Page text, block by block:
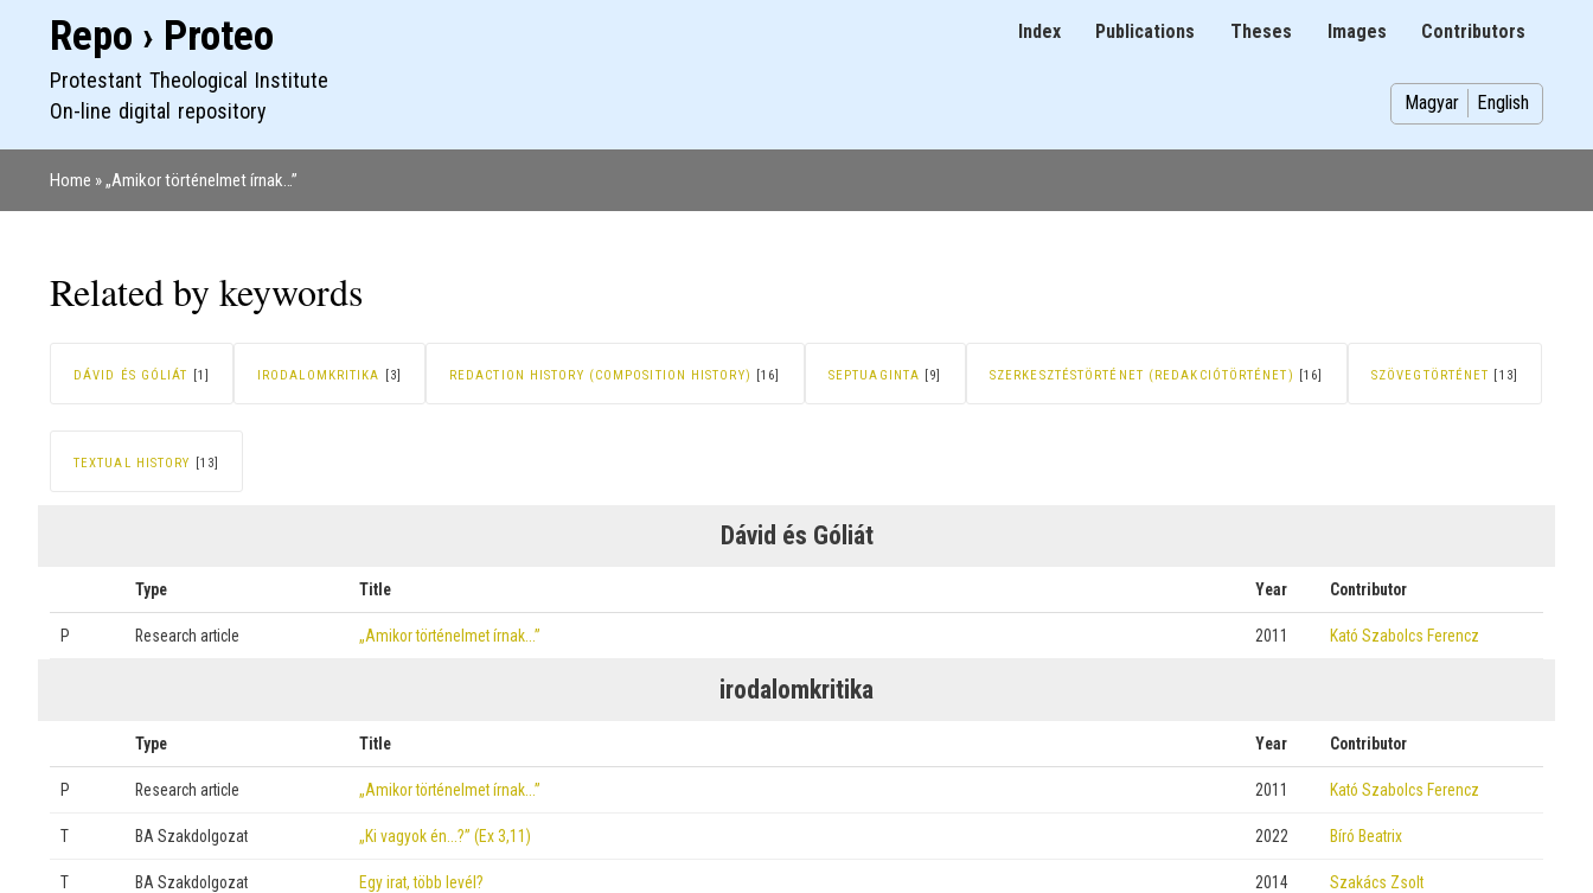
MainIndex Publications Theses Images Contributors
Repo › Proteo
Protestant Theological Institute
On-line digital repository
Magyar English
Home „Amikor történelmet írnak…”
Related by keywords
DÁVID ÉS GÓLIÁT [1] IRODALOMKRITIKA [3] REDACTION HISTORY (COMPOSITION HISTORY) [16] SEPTUAGINTA [9] SZERKESZTÉSTÖRTÉNET (REDAKCIÓTÖRTÉNET) [16] SZÖVEGTÖRTÉNET [13]
TEXTUAL HISTORY [13]
Dávid és Góliát
Type Title Year Contributor
P Research article „Amikor történelmet írnak…” 2011 Kató Szabolcs Ferencz
irodalomkritika
Type Title Year Contributor
P Research article „Amikor történelmet írnak…” 2011 Kató Szabolcs Ferencz
T BA Szakdolgozat „Ki vagyok én…?” (Ex 3,11) 2022 Bíró Beatrix
T BA Szakdolgozat Egy irat, több levél? 2014 Szakács Zsolt